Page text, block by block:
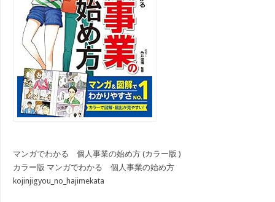
マンガでわかる 個人事業の始め方 (カラー版 )
カラー版 マンガでわかる 個人事業の始め方
kojinjigyou_no_hajimekata